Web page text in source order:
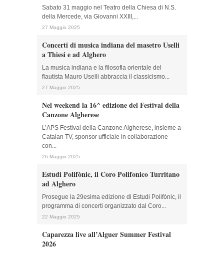
Sabato 31 maggio nel Teatro della Chiesa di N.S.
della Mercede, via Giovanni XXIII,...
27 Maggio 2025
Concerti di musica indiana del masetro Uselli
a Thiesi e ad Alghero
La musica indiana e la filosofia orientale del
flautista Mauro Uselli abbraccia il classicismo...
27 Maggio 2025
Nel weekend la 16^ edizione del Festival della
Canzone Algherese
L’APS Festival della Canzone Algherese, insieme a
Catalan TV, sponsor ufficiale in collaborazione
con...
26 Maggio 2025
Estudi Polifònic, il Coro Polifonico Turritano
ad Alghero
Prosegue la 29esima edizione di Estudi Polifònic, il
programma di concerti organizzato dal Coro...
22 Maggio 2025
Caparezza live all’Alguer Summer Festival
2026